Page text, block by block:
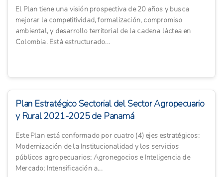
El Plan tiene una visión prospectiva de 20 años y busca
mejorar la competitividad, formalización, compromiso
ambiental, y desarrollo territorial de la cadena láctea en
Colombia. Está estructurado...
Plan Estratégico Sectorial del Sector Agropecuario
y Rural 2021-2025 de Panamá
Este Plan está conformado por cuatro (4) ejes estratégicos:
Modernización de la Institucionalidad y los servicios
públicos agropecuarios; Agronegocios e Inteligencia de
Mercado; Intensificación a...